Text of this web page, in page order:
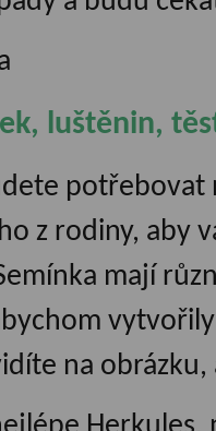
luštěnin,
potřebovat
z rodiny, aby
mají
na